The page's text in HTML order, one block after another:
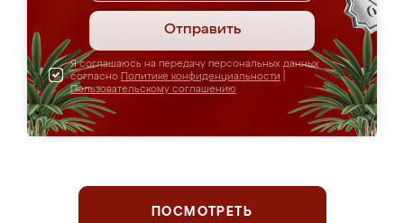
Отправить
Я соглашаюсь на передачу персональных данных
согласно Политике конфиденциальности
Пользовательскому соглашению
ПОСМОТРЕТЬ